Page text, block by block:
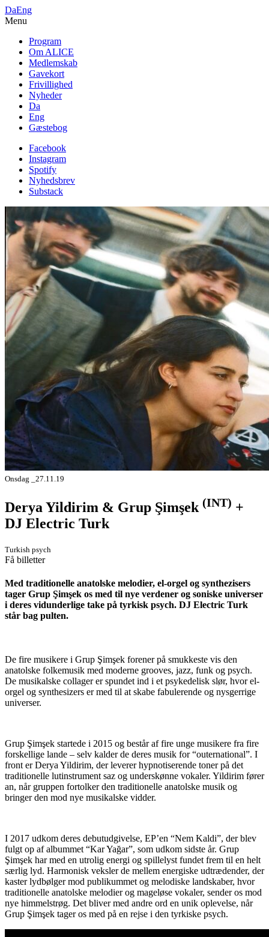
DaEng
Menu
Program
Om ALICE
Medlemskab
Gavekort
Frivillighed
Nyheder
Da
Eng
Gæstebog
Facebook
Instagram
Spotify
Nyhedsbrev
Substack
Onsdag _27.11.19
Derya Yildirim & Grup Şimşek (INT) +
DJ Electric Turk
Turkish psych
Få billetter
Med traditionelle anatolske melodier, el-orgel og synthezisers
tager Grup Şimşek os med til nye verdener og soniske universer
i deres vidunderlige take på tyrkisk psych. DJ Electric Turk
står bag pulten.
De fire musikere i Grup Şimşek forener på smukkeste vis den
anatolske folkemusik med moderne grooves, jazz, funk og psych.
De musikalske collager er spundet ind i et psykedelisk slør, hvor el-
orgel og synthesizers er med til at skabe fabulerende og nysgerrige
universer.
Grup Şimşek startede i 2015 og består af fire unge musikere fra fire
forskellige lande – selv kalder de deres musik for “outernational”. I
front er Derya Yildirim, der leverer hypnotiserende toner på det
traditionelle lutinstrument saz og underskønne vokaler. Yildirim fører
an, når gruppen fortolker den traditionelle anatolske musik og
bringer den mod nye musikalske vidder.
I 2017 udkom deres debutudgivelse, EP’en “Nem Kaldi”, der blev
fulgt op af albummet “Kar Yağar”, som udkom sidste år. Grup
Şimşek har med en utrolig energi og spillelyst fundet frem til en helt
særlig lyd. Harmonisk veksler de mellem energiske udtrædender, der
kaster lydbølger mod publikummet og melodiske landskaber, hvor
traditionelle anatolske melodier og mageløse vokaler, sender os mod
nye himmelstrøg. Det bliver med andre ord en unik oplevelse, når
Grup Şimşek tager os med på en rejse i den tyrkiske psych.